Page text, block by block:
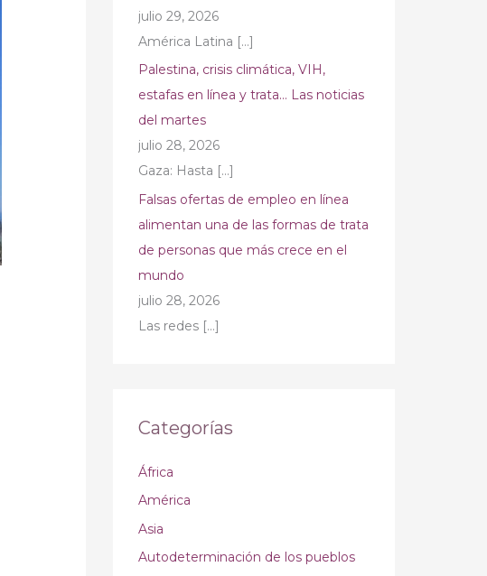
julio 29, 2026
América Latina […]
Palestina, crisis climática, VIH,
estafas en línea y trata… Las noticias
del martes
julio 28, 2026
Gaza: Hasta […]
Falsas ofertas de empleo en línea
alimentan una de las formas de trata
de personas que más crece en el
mundo
julio 28, 2026
Las redes […]
Categorías
África
América
Asia
Autodeterminación de los pueblos